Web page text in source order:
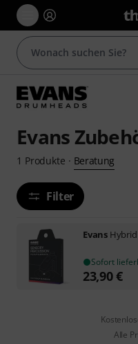
Evans
1 Produkte · Beratung
Filter
Evans Hybrid
Sofort
23,90€
Alle